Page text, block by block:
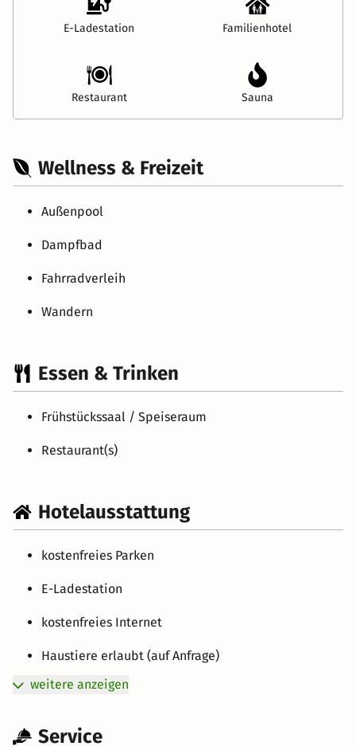
E-Ladestation Familienhotel
Restaurant Sauna
Wellness & Freizeit
Außenpool
Dampfbad
Fahrradverleih
Wandern
Essen & Trinken
Frühstückssaal / Speiseraum
Restaurant(s)
Hotelausstattung
kostenfreies Parken
E-Ladestation
kostenfreies Internet
Haustiere erlaubt (auf Anfrage)
weitere anzeigen
Service